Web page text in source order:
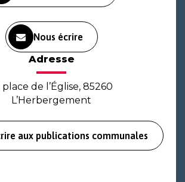
Nous écrire
Adresse
place de l’Église, 85260
L’Herbergement
aux publications communales